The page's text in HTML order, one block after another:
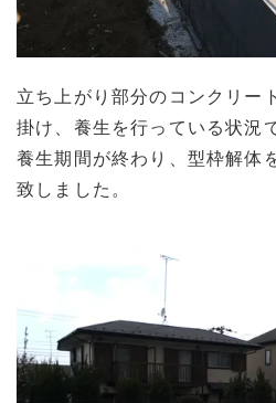
立ち上がり部分のコンクリー
掛け、養生を行っている状況
養生期間が終わり、型枠解体
致しました。